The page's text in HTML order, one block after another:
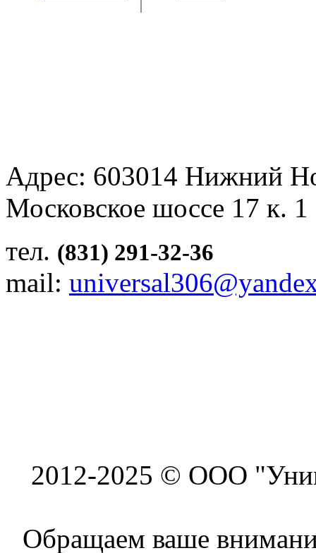
Адрес: 603014 Нижний
Московское шоссе 17 к.
тел. (831) 291-32-36
mail:
2012-2025 © ООО
Обращаем ваше